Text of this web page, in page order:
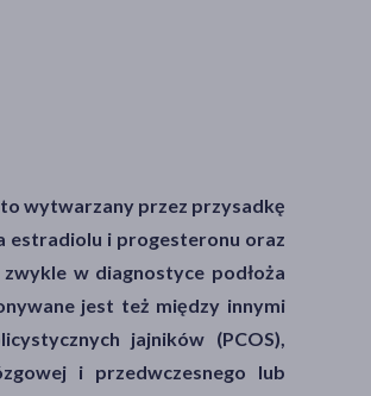
wytwarzany przez przysadkę
estradiolu i progesteronu oraz
w diagnostyce podłoża
jest też między innymi
jajników (PCOS),
i przedwczesnego lub